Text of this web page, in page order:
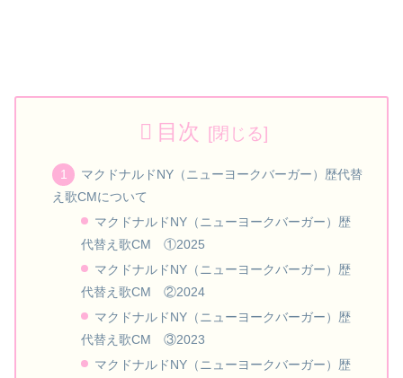
目次
マクドナルドNY（ニューヨークバーガー）歴代替
え歌CMについて
マクドナルドNY（ニューヨークバーガー）歴
代替え歌CM ①2025
マクドナルドNY（ニューヨークバーガー）歴
代替え歌CM ②2024
マクドナルドNY（ニューヨークバーガー）歴
代替え歌CM ③2023
マクドナルドNY（ニューヨークバーガー）歴